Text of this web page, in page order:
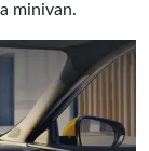
minivan.